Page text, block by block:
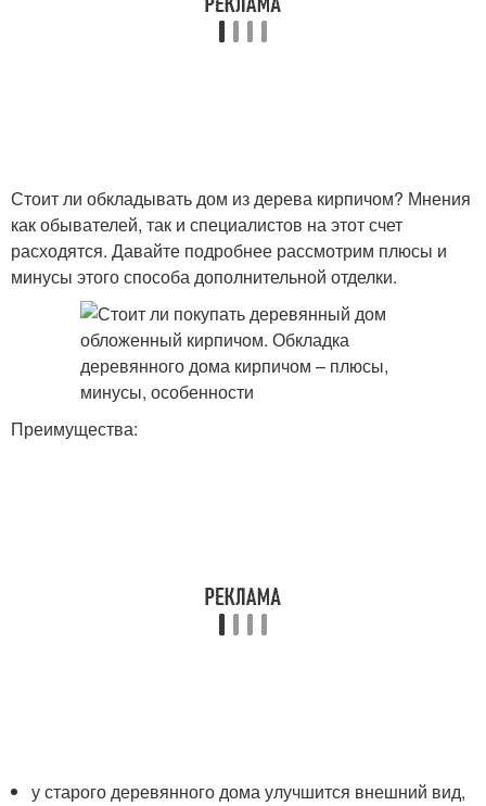
Стоит ли обкладывать дом из дерева кирпичом? Мнения
как обывателей, так и специалистов на этот счет
расходятся. Давайте подробнее рассмотрим плюсы и
минусы этого способа дополнительной отделки.
Преимущества:
у старого деревянного дома улучшится внешний вид,